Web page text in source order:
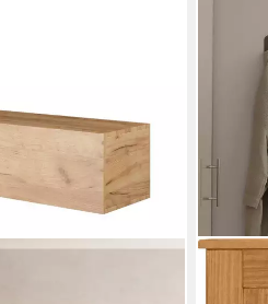
HOME